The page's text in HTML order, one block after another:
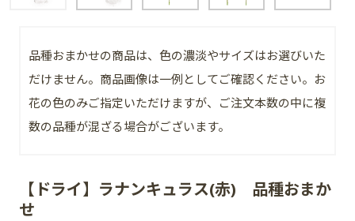
【ドライ】ラナンキュラス(赤) 品種おまか
せ
品種おまかせの商品は、色の濃淡やサイズはお選びいた
だけません。商品画像は一例としてご確認ください。お
花の色のみご指定いただけますが、ご注文本数の中に複
数の品種が混ざる場合がございます。